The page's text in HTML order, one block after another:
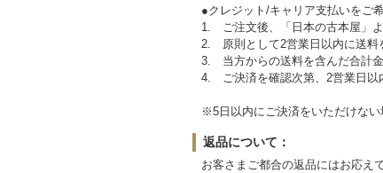
●クレジット/キャリア支払いをご
1. ご注文後、「日本の古本屋」
2. 原則として2営業日以内に送料
3. 当方からの送料を含んだ合計金
4. ご決済を確認次第、2営業日以
※5日以内にご決済をいただけない
返品について：
お客さまご都合の返品にはお応え